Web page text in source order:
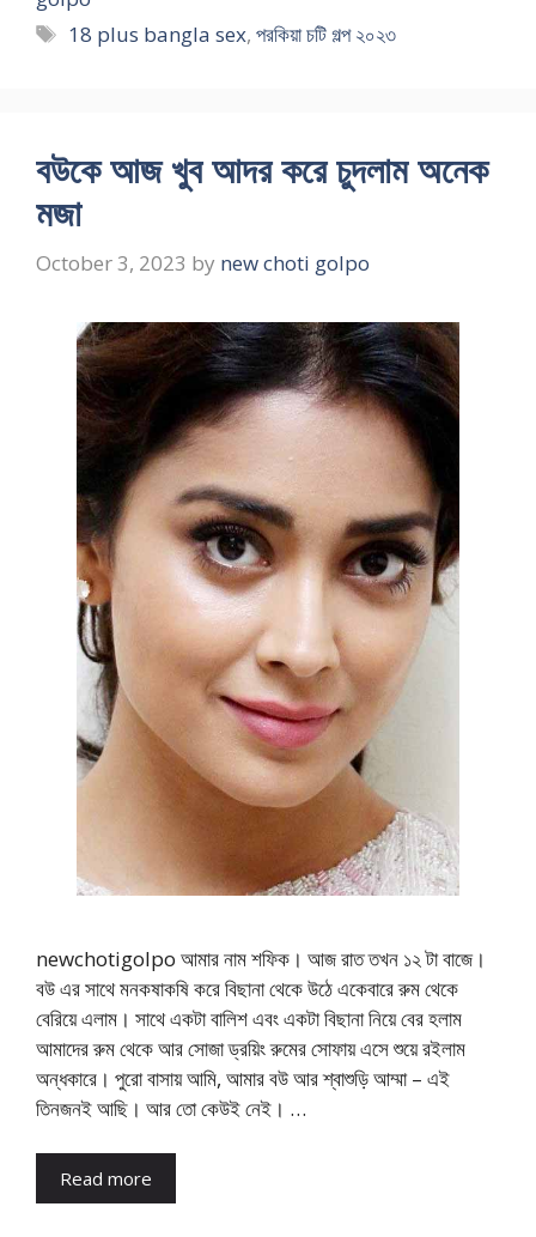
Tags
18 plus bangla sex,পরকিয়া চটি গল্প ২০২৩
বউকে আজ খুব আদর করে চুদলাম অনেক
মজা
October 3, 2023 by new choti golpo
newchotigolpo আমার নাম শফিক। আজ রাত তখন ১২ টা বাজে।
বউ এর সাথে মনকষাকষি করে বিছানা থেকে উঠে একেবারে রুম থেকে
বেরিয়ে এলাম। সাথে একটা বালিশ এবং একটা বিছানা নিয়ে বের হলাম
আমাদের রুম থেকে আর সোজা ড্রয়িং রুমের সোফায় এসে শুয়ে রইলাম
অন্ধকারে। পুরো বাসায় আমি, আমার বউ আর শ্বাশুড়ি আম্মা – এই
তিনজনই আছি। আর তো কেউই নেই। …
Read more